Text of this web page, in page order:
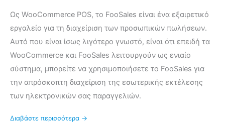
Ως WooCommerce POS, το FooSales είναι ένα εξαιρετικό
εργαλείο για τη διαχείριση των προσωπικών πωλήσεων.
Αυτό που είναι ίσως λιγότερο γνωστό, είναι ότι επειδή τα
WooCommerce και FooSales λειτουργούν ως ενιαίο
σύστημα, μπορείτε να χρησιμοποιήσετε το FooSales για
την απρόσκοπτη διαχείριση της εσωτερικής εκτέλεσης
των ηλεκτρονικών σας παραγγελιών.
Διαβάστε περισσότερα →